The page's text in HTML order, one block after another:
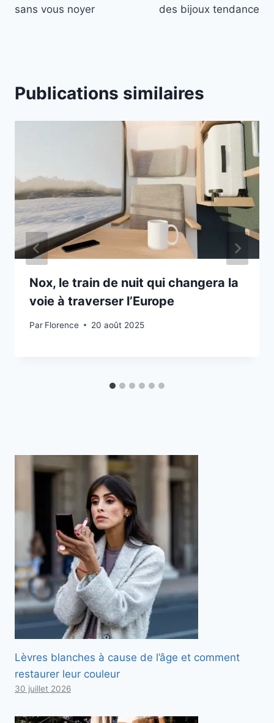
sans vous noyer
des bijoux tendance
Publications similaires
Nox, le train de nuit qui changera la
voie à traverser l’Europe
Par Florence 20 août 2025
Lèvres blanches à cause de l’âge et comment
restaurer leur couleur
30 juillet 2026